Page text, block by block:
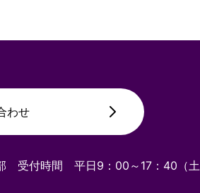
わせ
受付時間 平日9：00～17：40（土